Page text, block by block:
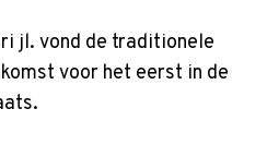
jl. vond de traditionele
voor het eerst in de